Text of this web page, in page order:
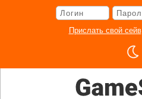
Прислать свой сейв